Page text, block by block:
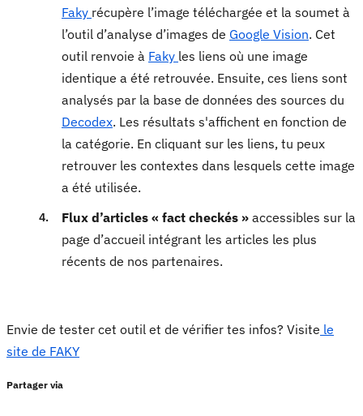
Faky récupère l’image téléchargée et la soumet à
l’outil d’analyse d’images de Google Vision. Cet
outil renvoie à Faky les liens où une image
identique a été retrouvée. Ensuite, ces liens sont
analysés par la base de données des sources du
Decodex. Les résultats s'affichent en fonction de
la catégorie. En cliquant sur les liens, tu peux
retrouver les contextes dans lesquels cette image
a été utilisée.
Flux d’articles « fact checkés » accessibles sur la
page d’accueil intégrant les articles les plus
récents de nos partenaires.
Envie de tester cet outil et de vérifier tes infos? Visite le
site de FAKY
Partager via